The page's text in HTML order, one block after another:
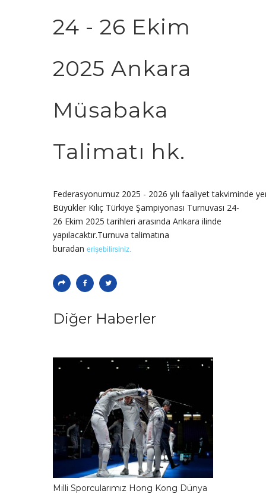
24 - 26 Ekim
2025 Ankara
Müsabaka
Talimatı hk.
Federasyonumuz 2025 - 2026 yılı faaliyet takviminde
Büyükler Kılıç Türkiye Şampiyonası Turnuvası 24-
26 Ekim 2025 tarihleri arasında Ankara ilinde
yapılacaktır.Turnuva talimatına
buradan erişebilirsiniz.
Diğer Haberler
Milli Sporcularımız Hong Kong Dünya